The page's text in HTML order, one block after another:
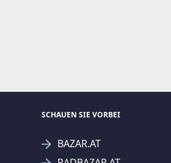
SCHAUEN SIE VORBEI
BAZAR.AT